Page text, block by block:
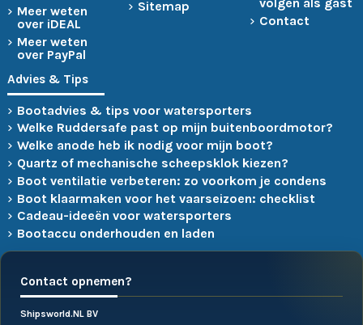
Meer weten
over iDEAL
Meer weten
over PayPal
Sitemap
Contact
Advies & Tips
Bootadvies & tips voor watersporters
Welke Ruddersafe past op mijn buitenboordmotor?
Welke anode heb ik nodig voor mijn boot?
Quartz of mechanische scheepsklok kiezen?
Boot ventilatie verbeteren: zo voorkom je condens
Boot klaarmaken voor het vaarseizoen: checklist
Cadeau-ideeën voor watersporters
Bootaccu onderhouden en laden
Contact opnemen?
Shipsworld.NL BV